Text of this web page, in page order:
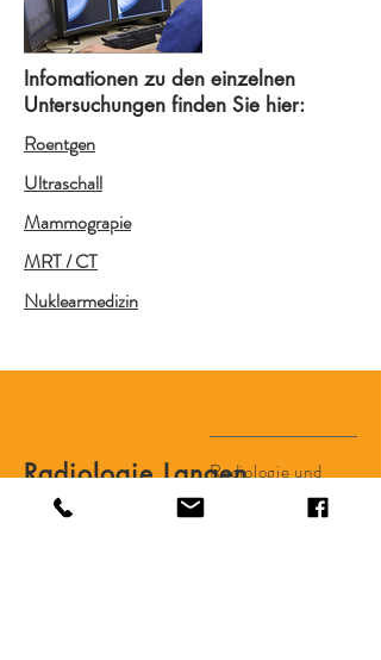
Infomationen zu den einzelnen
Untersuchungen finden Sie hier:
Roentgen
Ultraschall
Mammograpie
MRT / CT
Nuklearmedizin
Radiologie LangenRadiologie und
Nuklearmedizin